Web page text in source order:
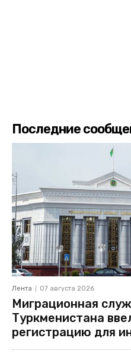
Последние
Лента 07 августа 2026
Миграционная
Туркменистана
регистрацию для